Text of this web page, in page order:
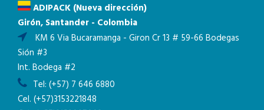
ADIPACK (Nueva dirección)
Girón, Santander - Colombia
KM 6 Via Bucaramanga - Giron Cr 13 # 59-66 Bodegas
Sión #3
Int. Bodega #2
Tel: (+57) 7 646 6880
Cel. (+57)3153221848